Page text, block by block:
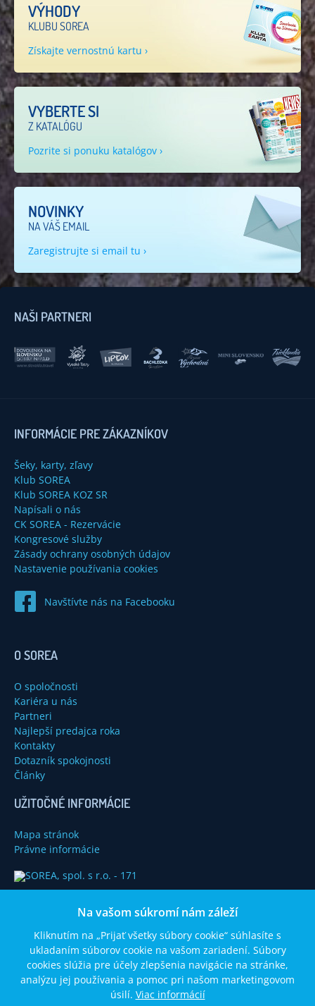
VÝHODY
KLUBU SOREA
Získajte vernostnú kartu ›
VYBERTE SI
Z KATALÓGU
Pozrite si ponuku katalógov ›
NOVINKY
NA VÁŠ EMAIL
Zaregistrujte si email tu ›
NAŠI PARTNERI
INFORMÁCIE PRE ZÁKAZNÍKOV
Šeky, karty, zľavy
Klub SOREA
Klub SOREA KOZ SR
Napísali o nás
CK SOREA - Rezervácie
Kongresové služby
Zásady ochrany osobných údajov
Nastavenie používania cookies
Navštívte nás na Facebooku
O SOREA
O spoločnosti
Kariéra u nás
Partneri
Najlepší predajca roka
Kontakty
Dotazník spokojnosti
Články
UŽITOČNÉ INFORMÁCIE
Mapa stránok
Právne informácie
Na vašom súkromí nám záleží
Kliknutím na „Prijať všetky súbory cookie“ súhlasíte s
ukladaním súborov cookie na vašom zariadení. Súbory
cookies slúžia pre účely zlepšenia navigácie na stránke,
analýzu jej používania a pomoc pri našom marketingovom
úsilí. Viac informácií